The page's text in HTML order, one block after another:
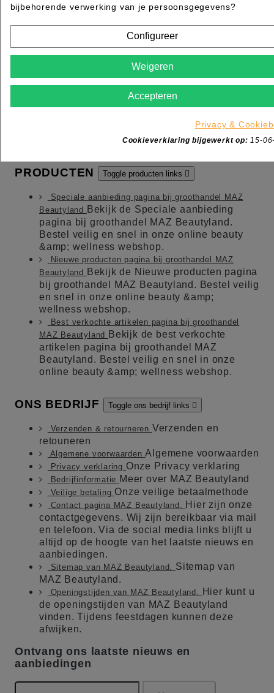
-Webshop order worden de gehele dag verwerkt van
PRODUCTEN Toggle producten links 
Speciale aanbieding pagina bij groothandel MAZ
Beautyland
Bekijk de Speciale aanbieding
pagina bij groothandel MAZ Beautyland.
Bestel veilig en snel in onze online beauty
&amp; wellness webshop.
Nieuwe producten pagina bij groothandel MAZ
Beautyland
Bekijk de Nieuwe producten pagina
bij groothandel MAZ Beautyland. Bestel veilig
en snel in onze online beauty &amp;
wellness webshop.
Best verkochte artikelen pagina bij groothandel
MAZ Beautyland
Bekijk de best verkochte
artikelen pagina bij groothandel MAZ
Beautyland. Bestel veilig en snel in onze
online beauty &amp; wellness webshop.
ONS BEDRIJF Toggle ons bedrijf links 
Verzenden & retourneren Verzenden en
retouneren
Algemene voorwaardenAlgemene voorwaarden
Privacy verklaring Onze Privacy verklaring
Bedrijfinformatie Meer over MAZ Beautyland
Veilige betaling Onze veilige betaalmethode
Contact pagina MAZ Beautyland.
Hier zijn onze
contactgegevens. Wij zijn bereikbaar via mail
en telefoon. Via de social media links blijft u
altijd op de hoogte van het laatste nieuws en
aanbiedingen.
Sitemap van MAZ Beautyland. Sitemap van
MAZ Beautyland.
Openingstijden van MAZ Beautyland.
Hier kunt u
de openingstijden van MAZ Beautyland
vinden. Tijdens feestdagen kunnen deze
afwijken.
Ontvang ons laatste nieuws en
aanbiedingen
bijbehorende verwerking van je persoonsgegevens?
Configureer
Weigeren
Accepteren
Privacy &
Cookieverklaring bijgewerkt op: 15-